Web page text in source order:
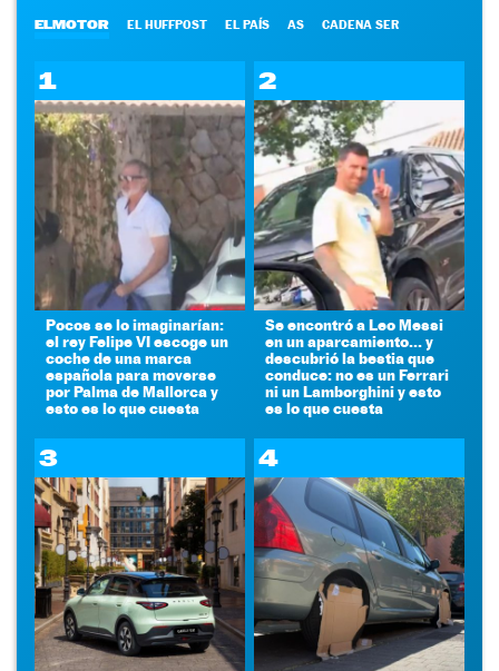
ELMOTOR EL HUFFPOST EL PAÍS AS CADENA SER
1
Pocos se lo imaginarían:
el rey Felipe VI escoge un
coche de una marca
española para moverse
por Palma de Mallorca y
esto es lo que cuesta
2
Se encontró a Leo Messi
en un aparcamiento... y
descubrió la bestia que
conduce: no es un Ferrari
ni un Lamborghini y esto
es lo que cuesta
3 4